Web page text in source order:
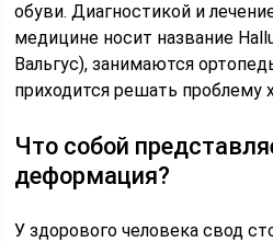
обуви. Диагностикой и
медицине носит название
Вальгус), занимаются
приходится решать проблему
Что собой
деформация?
У здорового человека свод